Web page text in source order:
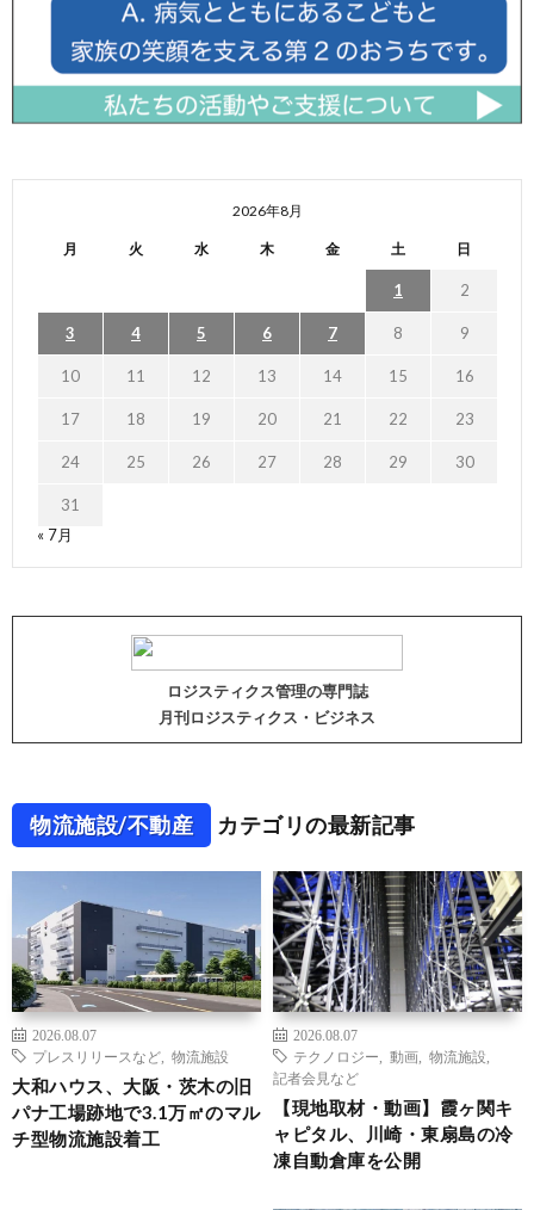
2026年8月
月 火 水 木 金 土 日
1 2
3 4 5 6 7 8 9
10 11 12 13 14 15 16
17 18 19 20 21 22 23
24 25 26 27 28 29 30
31
« 7月
ロジスティクス管理の専門誌
月刊ロジスティクス・ビジネス
物流施設/不動産 カテゴリの最新記事
2026.08.07
プレスリリースなど
物流施設
大和ハウス、大阪・茨木の旧
パナ工場跡地で3.1万㎡のマル
チ型物流施設着工
2026.08.07
テクノロジー
動画 物流施設
記者会見など
【現地取材・動画】霞ヶ関キ
ャピタル、川崎・東扇島の冷
凍自動倉庫を公開